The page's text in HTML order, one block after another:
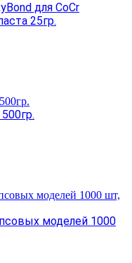
для CoCr
25гр.
моделей 1000